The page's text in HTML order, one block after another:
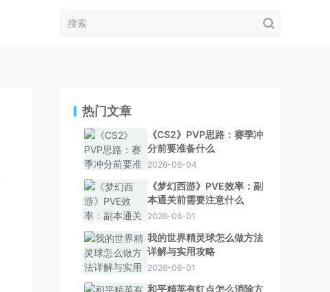
热门文章
《CS2》PVP思路：赛季冲
分前要准备什么
2026-06-04
《梦幻西游》PVE效率：副
本通关前需要注意什么
2026-06-01
我的世界精灵球怎么做方法
详解与实用攻略
2026-06-01
和平精英有红点怎么消除方